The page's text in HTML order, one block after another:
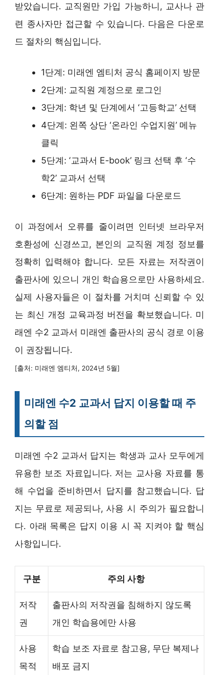
받았습니다. 교직원만 가입 가능하니, 교사나 관
련 종사자만 접근할 수 있습니다. 다음은 다운로
드 절차의 핵심입니다.
1단계: 미래엔 엠티처 공식 홈페이지 방문
2단계: 교직원 계정으로 로그인
3단계: 학년 및 단계에서 ‘고등학교’ 선택
4단계: 왼쪽 상단 ‘온라인 수업지원’ 메뉴
클릭
5단계: ‘교과서 E-book’ 링크 선택 후 ‘수
학2’ 교과서 선택
6단계: 원하는 PDF 파일을 다운로드
이 과정에서 오류를 줄이려면 인터넷 브라우저
호환성에 신경쓰고, 본인의 교직원 계정 정보를
정확히 입력해야 합니다. 모든 자료는 저작권이
출판사에 있으니 개인 학습용으로만 사용하세요.
실제 사용자들은 이 절차를 거치며 신뢰할 수 있
는 최신 개정 교육과정 버전을 확보했습니다. 미
래엔 수2 교과서 미래엔 출판사의 공식 경로 이용
이 권장됩니다.
[출처: 미래엔 엠티처, 2024년 5월]
미래엔 수2 교과서 답지 이용할 때 주
의할 점
미래엔 수2 교과서 답지는 학생과 교사 모두에게
유용한 보조 자료입니다. 저는 교사용 자료를 통
해 수업을 준비하면서 답지를 참고했습니다. 답
지는 무료로 제공되나, 사용 시 주의가 필요합니
다. 아래 목록은 답지 이용 시 꼭 지켜야 할 핵심
사항입니다.
구분 주의 사항
저작
권
출판사의 저작권을 침해하지 않도록
개인 학습용에만 사용
사용
목적
학습 보조 자료로 참고용, 무단 복제나
배포 금지